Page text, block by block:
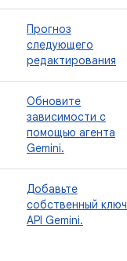
Прогноз
следующего
редактирования
Обновите
зависимости с
помощью агента
Gemini.
Добавьте
собственный ключ
API Gemini.